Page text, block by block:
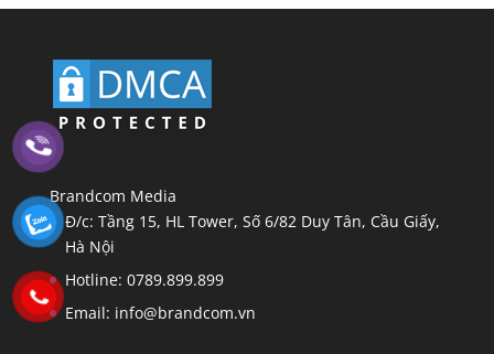
Brandcom Media
Đ/c: Tầng 15, HL Tower, Số 6/82 Duy Tân, Cầu Giấy,
Hà Nội
Hotline: 0789.899.899
Email: info@brandcom.vn